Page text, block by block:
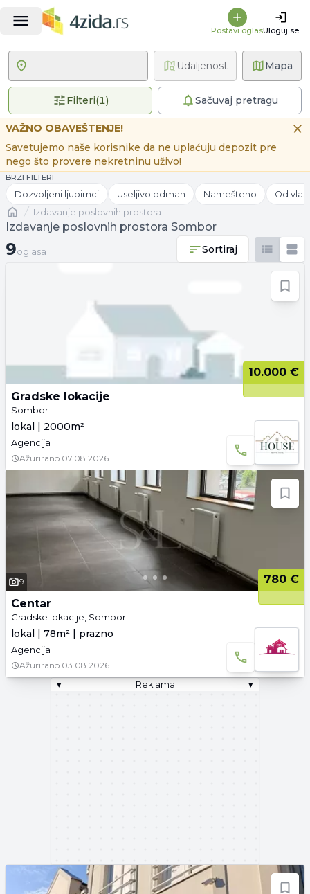
Postavi oglasUloguj se
Mapa
Filteri(1)1 primenjen filterSačuvaj pretragu
Udaljenost
VAŽNO OBAVEŠTENJE!
Savetujemo naše korisnike da ne uplaćuju depozit pre
nego što provere nekretninu uživo!
BRZI FILTERI
Dozvoljeni ljubimci Useljivo odmah Namešteno Od
Naslovnaizdavanje poslovnih prostora
Izdavanje poslovnih prostora Sombor
9 oglasa
9oglasa Sortiraj
10.000 €
Gradske lokacije
Sombor
lokal | 2000m²
Agencija
Ažurirano 07.08.2026.
9
780 €
Centar
Gradske lokacije, Sombor
lokal | 78m² | prazno
Agencija
Ažurirano 03.08.2026.
▾
Reklama ▾